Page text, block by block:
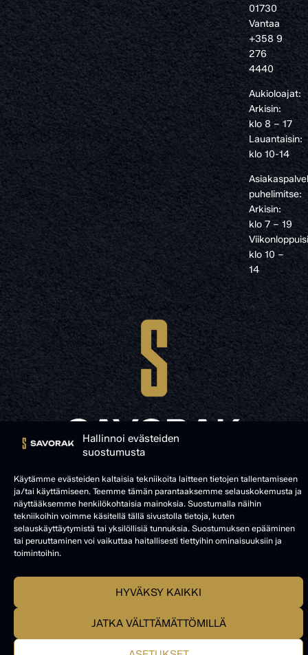
Hallinnoi evästeiden
suostumusta
Käytämme evästeiden kaltaisia tekniikoita laitteen tietojen tallentamiseen
ja/tai käyttämiseen. Teemme tämän parantaaksemme selauskokemusta ja
näyttääksemme henkilökohtaisia mainoksia. Suostumalla näihin
tekniikoihin voimme käsitellä tällä sivustolla tietoja, kuten
selauskäyttäytymistä tai yksilöllisiä tunnuksia. Suostumuksen epääminen
tai peruuttaminen voi vaikuttaa haitallisesti tiettyihin ominaisuuksiin ja
toimintoihin.
HYVÄKSY KAIKKI
JATKA VÄLTTÄMÄTTÖMILLÄ
01730
Vantaa
+358 9
276
4440
Aukioloajat:
Arkisin:
klo 8 – 17
Lauantaisin:
klo 10-14
puhelimitse:
Arkisin:
klo 7 – 19
klo 10 –
14